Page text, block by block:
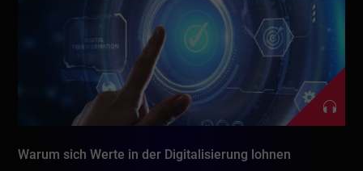
Warum sich Werte in der Digitalisierung lohnen